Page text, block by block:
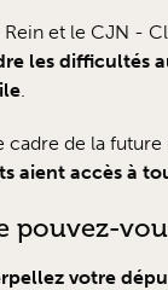
Rein et le CJN -
les difficultés
cadre de la
aient accès à
pouvez-
votre